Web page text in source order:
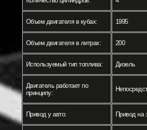
Объем двигателя в кубах: 1995
Объем двигателя в литрах: 200
Используемый тип топлива: Дизель
Двигатель работает по
принципу:
Привод у авто: Привод на